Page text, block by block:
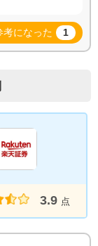
考になった 1
3.9 点